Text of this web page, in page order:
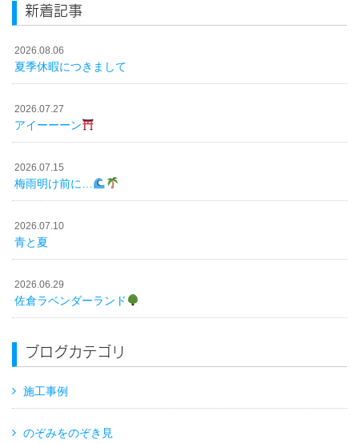
新着記事
2026.08.06
夏季休暇につきまして
2026.07.27
アイーーーン
2026.07.15
梅雨明け前に…
2026.07.10
青と夏
2026.06.29
佐倉ラベンダーランド
ブログカテゴリ
施工事例
のぞみをのぞき見